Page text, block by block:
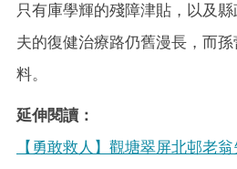
只有庫學輝的殘障津貼，以及
夫的復健治療路仍舊漫長，而
料。
延伸閱讀：
【勇敢救人】觀塘翠屏北邨老